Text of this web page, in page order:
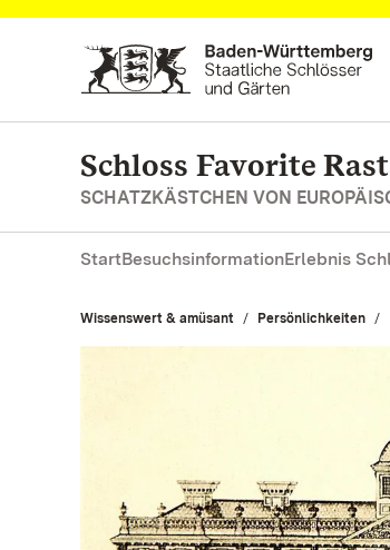
Zum Hauptinhalt springen
Schloss Favorite
SCHATZKÄSTCHEN VON
StartBesuchsinformationErlebnis
Wissenswert & amüsant Persönlichkeiten